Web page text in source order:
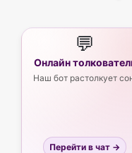
💬
Онлайн
Наш бот растолкует
Перейти в чат →